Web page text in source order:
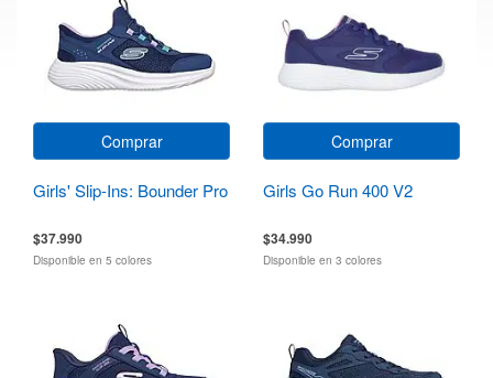
Comprar
Girls' Slip-Ins: Bounder Pro
$37.990
Disponible en 5 colores
Comprar
Girls Go Run 400 V2
$34.990
Disponible en 3 colores